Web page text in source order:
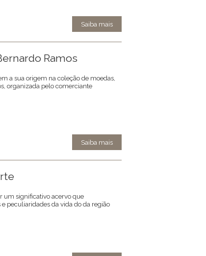
Saiba mais
Ramos
a sua origem na coleção de moedas,
organizada pelo comerciante
Saiba mais
um significativo acervo que
peculiaridades da vida do da região